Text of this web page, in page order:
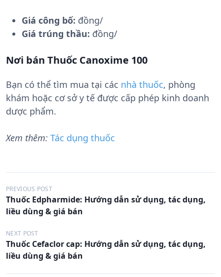
Giá công bố: đồng/
Giá trúng thầu: đồng/
Nơi bán Thuốc Canoxime 100
Bạn có thể tìm mua tại các nhà thuốc, phòng
khám hoặc cơ sở y tế được cấp phép kinh doanh
dược phẩm.
Xem thêm: Tác dụng thuốc
Đ
i
u
h
PREVIOUS POST
Thuốc Edpharmide: Hướng dẫn sử dụng, tác dụng,
liều dùng & giá bán
NEXT POST
Thuốc Cefaclor cap: Hướng dẫn sử dụng, tác dụng,
liều dùng & giá bán